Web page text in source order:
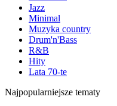
Jazz
Minimal
Muzyka country
Drum'n'Bass
R&B
Hity
Lata 70-te
Najpopularniejsze tematy